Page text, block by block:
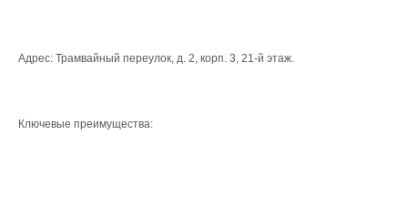
Адрес: Трамвайный переулок, д. 2, корп. 3, 21‑й этаж.
Ключевые преимущества: